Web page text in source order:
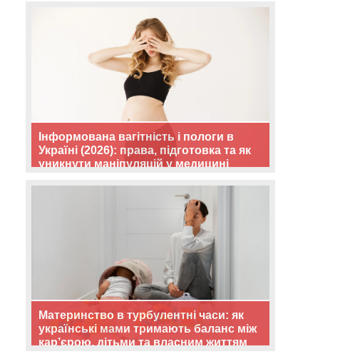
Інформована вагітність і пологи в
Україні (2026): права, підготовка та як
уникнути маніпуляцій у медицині
Материнство в турбулентні часи: як
українські мами тримають баланс між
кар’єрою, дітьми та власним життям